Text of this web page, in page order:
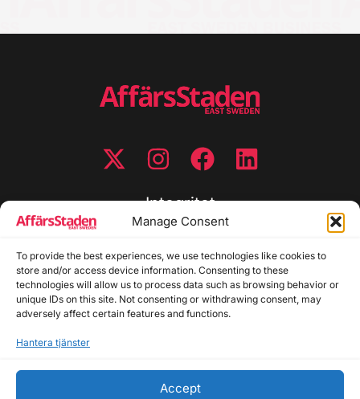
Manage Consent
To provide the best experiences, we use technologies like cookies to
store and/or access device information. Consenting to these
technologies will allow us to process data such as browsing behavior or
unique IDs on this site. Not consenting or withdrawing consent, may
adversely affect certain features and functions.
Hantera tjänster
Accept
Integritet
Cookiepolicy
Disclaimer
Redaktionell policy
Utgivarinformation
Allmänna frågor: info@affarsstaden.se | Tipsa